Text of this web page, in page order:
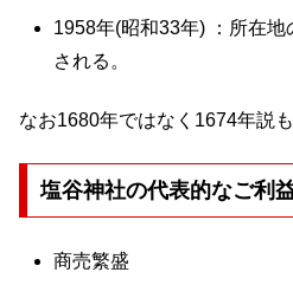
1958年(昭和33年) ：所在地
される。
なお1680年ではなく1674年説
塩谷神社の代表的なご利
商売繁盛